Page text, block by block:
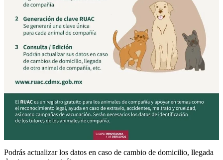
Podrás actualizar los datos en caso de cambio de domicilio, llegada